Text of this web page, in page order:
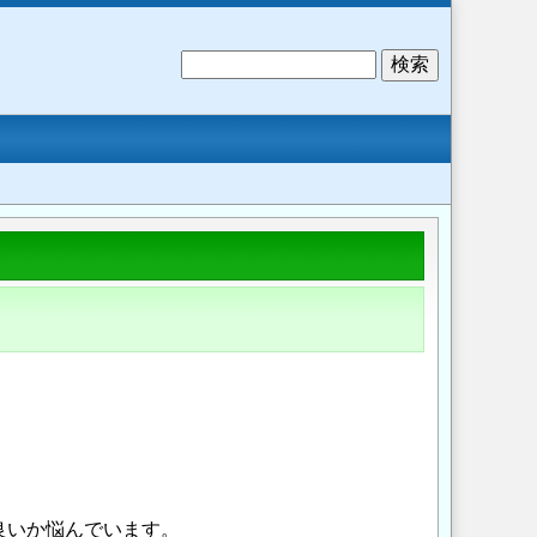
か悩んでいます。